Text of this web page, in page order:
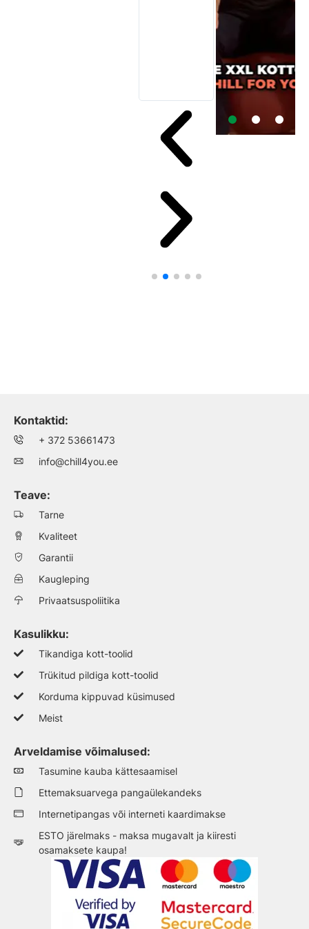
Kontaktid:
+ 372 53661473
info@chill4you.ee
Teave:
Tarne
Kvaliteet
Garantii
Kaugleping
Privaatsuspoliitika
Kasulikku:
Tikandiga kott-toolid
Trükitud pildiga kott-toolid
Korduma kippuvad küsimused
Meist
Arveldamise võimalused:
Tasumine kauba kättesaamisel
Ettemaksuarvega pangaülekandeks
Internetipangas või interneti kaardimakse
ESTO järelmaks - maksa mugavalt ja kiiresti
osamaksete kaupa!